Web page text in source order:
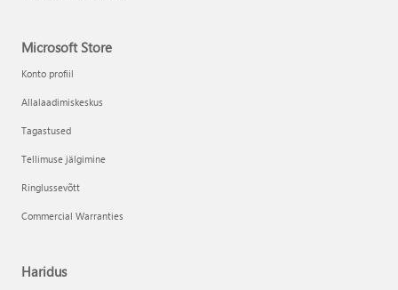
Microsoft Store
Konto profiil
Allalaadimiskeskus
Tagastused
Tellimuse jälgimine
Ringlussevõtt
Commercial Warranties
Haridus